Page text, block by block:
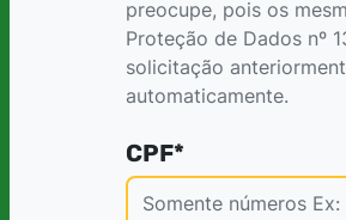
preocupe, pois os
Proteção de Dados nº
solicitação
automaticamente.
CPF*